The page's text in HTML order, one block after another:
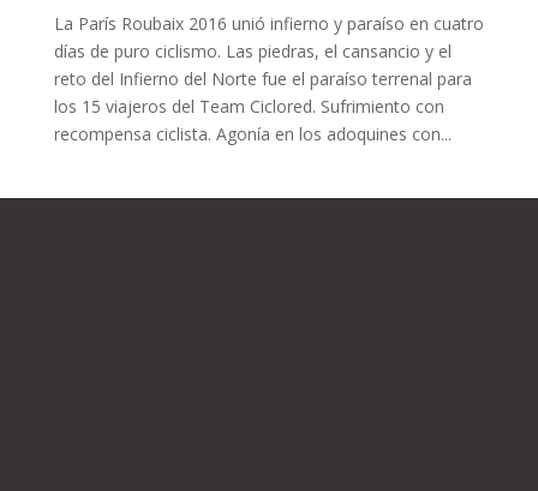
La París Roubaix 2016 unió infierno y paraíso en cuatro
días de puro ciclismo. Las piedras, el cansancio y el
reto del Infierno del Norte fue el paraíso terrenal para
los 15 viajeros del Team Ciclored. Sufrimiento con
recompensa ciclista. Agonía en los adoquines con...